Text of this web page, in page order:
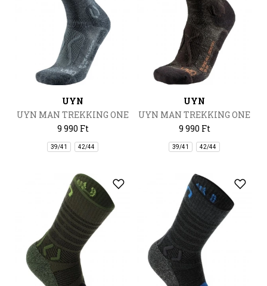
UYN
UYN MAN TREKKING ONE
ALL SEASON MID SOCKS
9 990 Ft
39/41 42/44
UYN
UYN MAN TREKKING ONE
ALL SEASON MID SOCKS
9 990 Ft
39/41 42/44